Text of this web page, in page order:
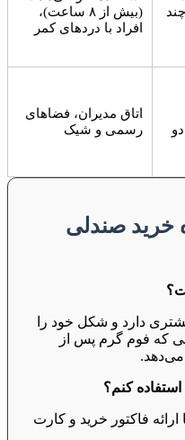
(بیش از ۸ ساعت)،
افراد با دردهای کمر
اتاق مدیران، فضاهای
رسمی و شیک
خرید صندلی
دارد و شکل خود را
که فوم گرم پس از
می‌دهد.
کنم؟
فاکتور خرید و کارت